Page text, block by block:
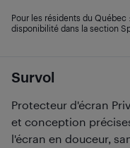
Survol
Protecteur d'écran
et conception
l'écran en douceur,
Pour les résidents du Québec
disponibilité dans la section